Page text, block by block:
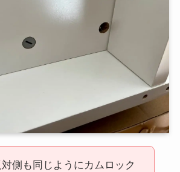
対側も同じようにカムロック